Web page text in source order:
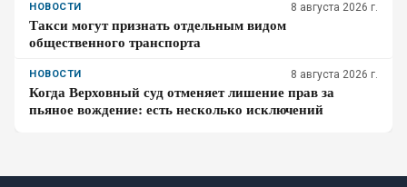
НОВОСТИ 8 августа 2026 г.
Такси могут признать отдельным видом
общественного транспорта
НОВОСТИ 8 августа 2026 г.
Когда Верховный суд отменяет лишение прав за
пьяное вождение: есть несколько исключений